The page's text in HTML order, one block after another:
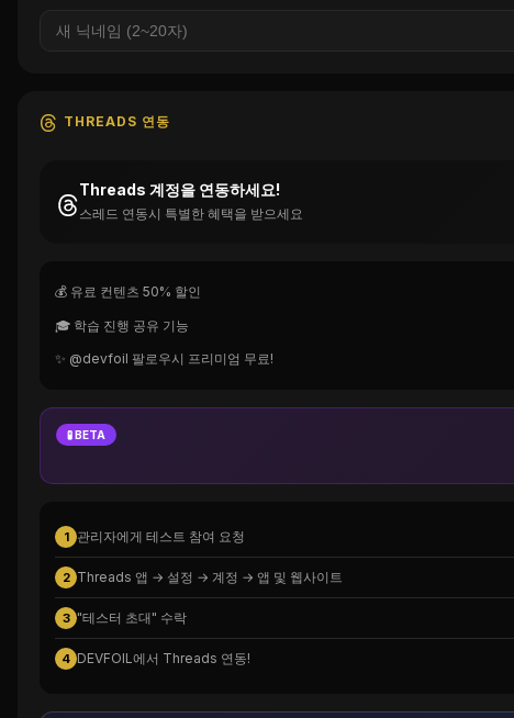
THREADS 연동
Threads 계정을 연동하세요!
스레드 연동시 특별한 혜택을 받으세요
💰 유료 컨텐츠 50% 할인
🎓 학습 진행 공유 기능
✨ @devfoil 팔로우시 프리미엄 무료!
🧪 BETA
1 관리자에게 테스트 참여 요청
2 Threads 앱 → 설정 → 계정 → 앱 및 웹사이트
3 "테스터 초대" 수락
4 DEVFOIL에서 Threads 연동!